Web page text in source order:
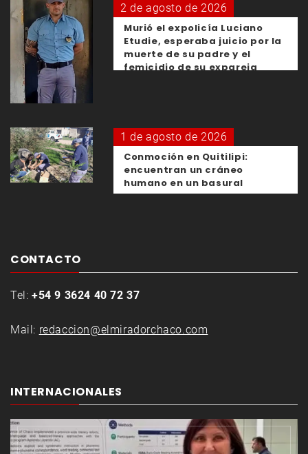
2 de agosto de 2026
Murió el expolicía Luciano
Etudie, esperaba juicio por la
muerte de su padre y el
femicidio de su expareja
1 de agosto de 2026
Conmoción en Quitilipi:
encuentran un cráneo
humano en un basural
CONTACTO
Tel: +54 9 3624 40 72 37
Mail: redaccion@elmiradorchaco.com
INTERNACIONALES